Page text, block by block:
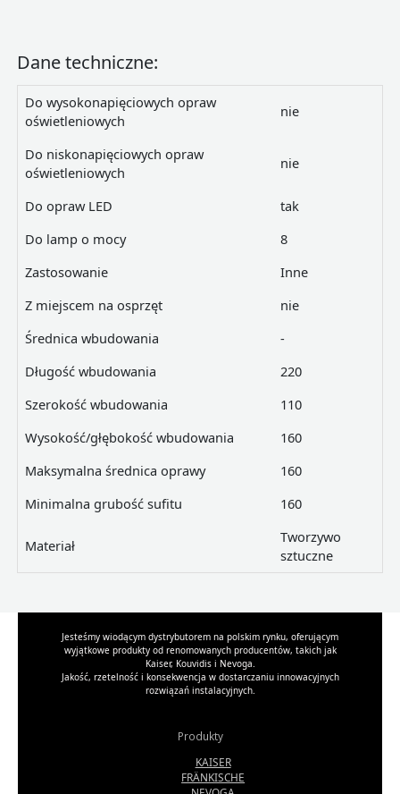
Dane techniczne:
Do wysokonapięciowych opraw
oświetleniowych
nie
Do niskonapięciowych opraw
oświetleniowych
nie
Do opraw LED
tak
Do lamp o mocy
8
Zastosowanie
Inne
Z miejscem na osprzęt
nie
Średnica wbudowania
-
Długość wbudowania
220
Szerokość wbudowania
110
Wysokość/głębokość wbudowania
160
Maksymalna średnica oprawy
160
Minimalna grubość sufitu
160
Materiał
Tworzywo
sztuczne
Jesteśmy wiodącym dystrybutorem na polskim rynku, oferującym
wyjątkowe produkty od renomowanych producentów, takich jak
Kaiser, Kouvidis i Nevoga.
Jakość, rzetelność i konsekwencja w dostarczaniu innowacyjnych
rozwiązań instalacyjnych.
Produkty
KAISER
FRÄNKISCHE